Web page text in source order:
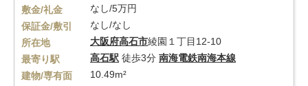
敷金/礼金
なし/5万円
保証金/敷引
なし/なし
所在地
大阪府高石市綾園１丁目12-10
最寄り駅
高石駅 徒歩3分 南海電鉄南海本線
建物/専有面
10.49m²